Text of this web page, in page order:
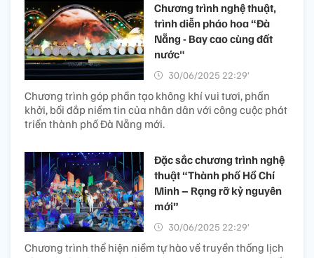
Chương trình nghệ thuật,
trình diễn pháo hoa “Đà
Nẵng - Bay cao cùng đất
nước"
30/06/2025 22:29’
Chương trình góp phần tạo không khí vui tươi, phấn
khởi, bồi đắp niềm tin của nhân dân với công cuộc phát
triển thành phố Đà Nẵng mới.
Đặc sắc chương trình nghệ
thuật “Thành phố Hồ Chí
Minh – Rạng rỡ kỷ nguyên
mới”
30/06/2025 22:29’
Chương trình thể hiện niềm tự hào về truyền thống lịch